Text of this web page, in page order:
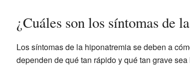
¿Cuáles son los síntomas de
Los síntomas de la hiponatremia se deben a
dependen de qué tan rápido y qué tan grave